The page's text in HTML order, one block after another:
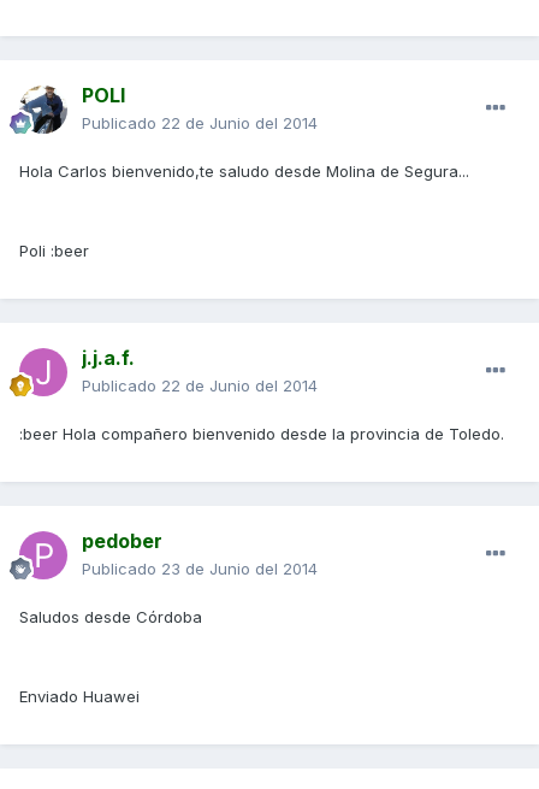
POLI
Publicado 22 de Junio del 2014
Hola Carlos bienvenido,te saludo desde Molina de Segura...
Poli :beer
j.j.a.f.
Publicado 22 de Junio del 2014
:beer Hola compañero bienvenido desde la provincia de Toledo.
pedober
Publicado 23 de Junio del 2014
Saludos desde Córdoba
Enviado Huawei